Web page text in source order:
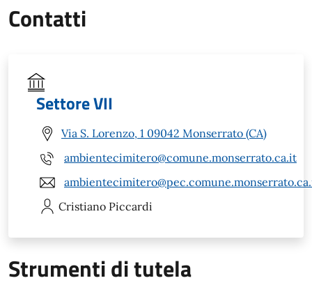
Contatti
Settore VII
Via S. Lorenzo, 1 09042 Monserrato (CA)
ambientecimitero@comune.monserrato.ca.it
Cristiano Piccardi
Strumenti di tutela